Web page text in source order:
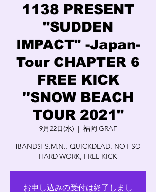
1138 PRESENT
"SUDDEN
IMPACT" -Japan-
Tour CHAPTER 6
FREE KICK
''SNOW BEACH
TOUR 2021"
9月22日(水)
  |
福岡 GRAF
[BANDS] S.M.N., QUICKDEAD, NOT SO
HARD WORK, FREE KICK
お申し込みの受付は終了しまし